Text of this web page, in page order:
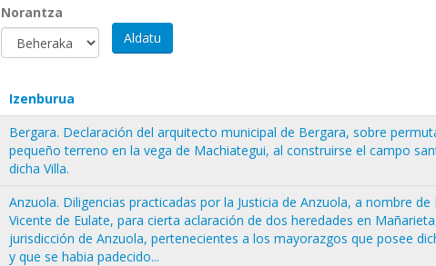
Norantza
Izenburua
Bergara. Declaración del arquitecto municipal de Bergara, sobre
pequeño terreno en la vega de Machiategui, al construirse el campo
dicha Villa.
Anzuola. Diligencias practicadas por la Justicia de Anzuola, a nombre de
Vicente de Eulate, para cierta aclaración de dos heredades en
jurisdicción de Anzuola, pertenecientes a los mayorazgos que posee
y que se habia padecido...